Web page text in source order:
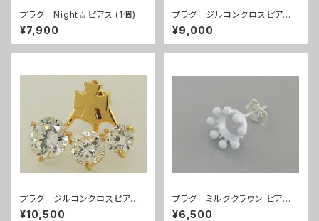
プラグ Night☆ピアス (1個)
¥7,900
プラグ ジルコンクロスピアス/
(SV)
¥9,000
プラグ ジルコンクロスピアス /
(GD)
¥10,500
プラグ ミルククラウン ピアス
(1個)
¥6,500